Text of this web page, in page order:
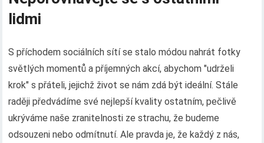
lidmi
S příchodem sociálních sítí se stalo módou nahrát fotky
světlých momentů a příjemných akcí, abychom "udrželi
krok" s přáteli, jejichž život se nám zdá být ideální. Stále
raději předvádíme své nejlepší kvality ostatním, pečlivě
ukrýváme naše zranitelnosti ze strachu, že budeme
odsouzeni nebo odmítnutí. Ale pravda je, že každý z nás,